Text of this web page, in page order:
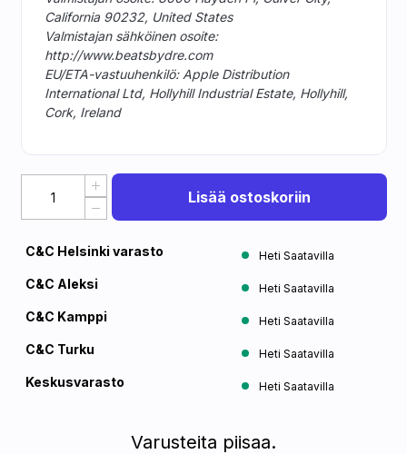
California 90232, United States
Valmistajan sähköinen osoite:
http://www.beatsbydre.com
EU/ETA-vastuuhenkilö: Apple Distribution
International Ltd, Hollyhill Industrial Estate, Hollyhill,
Cork, Ireland
Lisää ostoskoriin
C&C Helsinki varasto Heti Saatavilla
C&C Aleksi Heti Saatavilla
C&C Kamppi Heti Saatavilla
C&C Turku Heti Saatavilla
Keskusvarasto Heti Saatavilla
Varusteita piisaa.